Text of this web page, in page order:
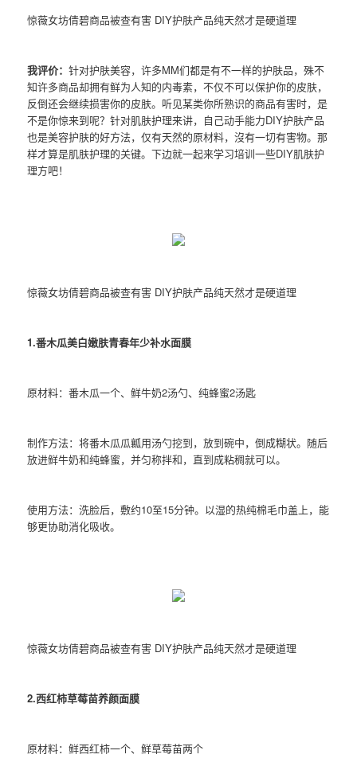
惊薇女坊倩碧商品被查有害 DIY护肤产品纯天然才是硬道理
我评价：针对护肤美容，许多MM们都是有不一样的护肤品，殊不
知许多商品却拥有鲜为人知的内毒素，不仅不可以保护你的皮肤，
反倒还会继续损害你的皮肤。听见某类你所熟识的商品有害时，是
不是你惊来到呢？针对肌肤护理来讲，自己动手能力DIY护肤产品
也是美容护肤的好方法，仅有天然的原材料，沒有一切有害物。那
样才算是肌肤护理的关键。下边就一起来学习培训一些DIY肌肤护
理方吧！
惊薇女坊倩碧商品被查有害 DIY护肤产品纯天然才是硬道理
1.番木瓜美白嫩肤青春年少补水面膜
原材料：番木瓜一个、鲜牛奶2汤勺、纯蜂蜜2汤匙
制作方法：将番木瓜瓜瓤用汤勺挖到，放到碗中，倒成糊状。随后
放进鲜牛奶和纯蜂蜜，并匀称拌和，直到成粘稠就可以。
使用方法：洗脸后，敷约10至15分钟。以湿的热纯棉毛巾盖上，能
够更协助消化吸收。
惊薇女坊倩碧商品被查有害 DIY护肤产品纯天然才是硬道理
2.西红柿草莓苗养颜面膜
原材料：鲜西红柿一个、鲜草莓苗两个